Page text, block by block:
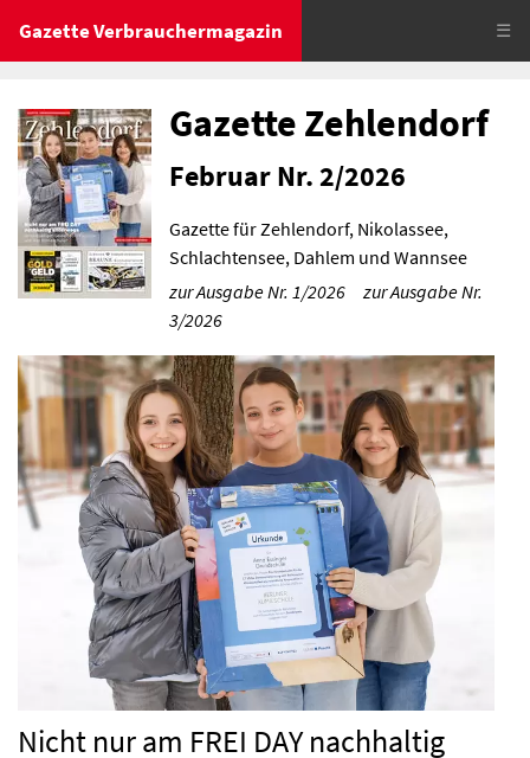
Gazette Verbrauchermagazin ☰
Gazette Zehlendorf
Februar Nr. 2/2026
Gazette für Zehlendorf, Nikolassee,
Schlachtensee, Dahlem und Wannsee
zur Ausgabe Nr. 1/2026
zur Ausgabe Nr.
3/2026
Nicht nur am FREI DAY nachhaltig